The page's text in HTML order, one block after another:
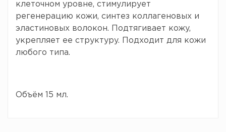
клеточном уровне, стимулирует
регенерацию кожи, синтез коллагеновых и
эластиновых волокон. Подтягивает кожу,
укрепляет ее структуру. Подходит для кожи
любого типа.
Объём 15 мл.